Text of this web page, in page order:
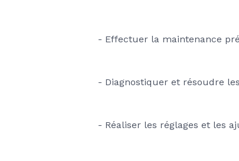
- Effectuer la maintenance
- Diagnostiquer et résoudre
- Réaliser les réglages et les